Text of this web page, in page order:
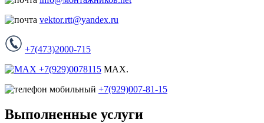
vektor.rtt@yandex.ru
+7(473)2000-715
+7(929)0078115 MAX.
+7(929)007-81-15
Выполненные услуги